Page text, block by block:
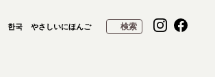
한국 やさしいにほんご 検索